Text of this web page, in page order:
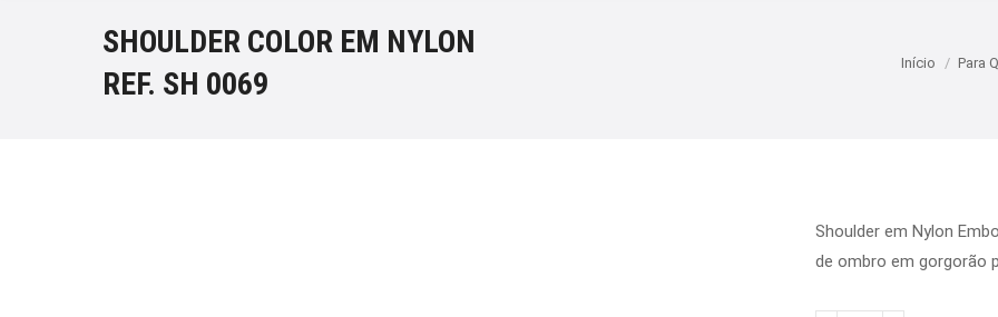
SHOULDER COLOR EM NYLON
REF. SH 0069
Você está
Início Para
Shoulder em Nylon
de ombro em gorgorão